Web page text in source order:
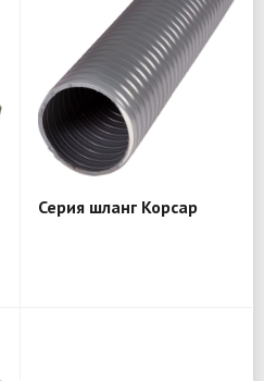
Серия шланг Корсар